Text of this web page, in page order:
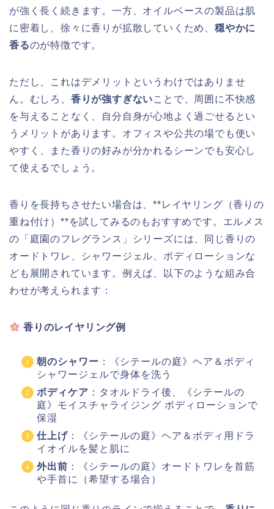
が強く長く続きます。一方、オイルベースの製品は肌
に密着し、徐々に香りが拡散していくため、 穏やかに
香るのが特徴です。
ただし、これはデメリットというわけではありませ
ん。むしろ、 香りが強すぎないことで、周囲に不快感
を与えることなく、自分自身が心地よく過ごせるとい
うメリットがあります。オフィスや公共の場でも使い
やすく、また香りの好みが分かれるシーンでも安心し
て使えるでしょう。
香りを長持ちさせたい場合は、**レイヤリング（香りの
重ね付け）**を試してみるのもおすすめです。エルメス
の「庭園のフレグランス」シリーズには、同じ香りの
オードトワレ、シャワージェル、ボディローションな
ども展開されています。例えば、以下のような組み合
わせが考えられます：
香りのレイヤリング例
朝のシャワー ：《シテールの庭》ヘア＆ボディ
シャワージェルで身体を洗う
ボディケア ：タオルドライ後、《シテールの
庭》モイスチャライジング ボディローションで
保湿
仕上げ ：《シテールの庭》ヘア＆ボディ用ドラ
イオイルを髪と肌に
外出前 ：《シテールの庭》オードトワレを首筋
や手首に（希望する場合）